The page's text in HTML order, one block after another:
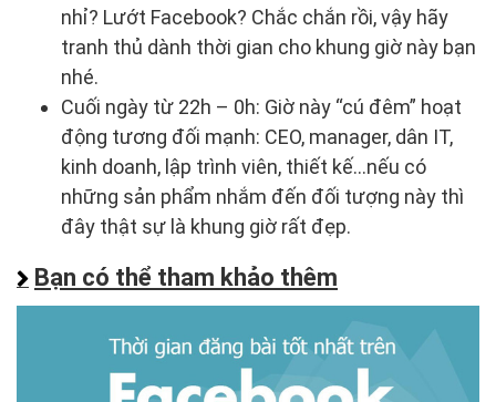
nhỉ? Lướt Facebook? Chắc chắn rồi, vậy hãy
tranh thủ dành thời gian cho khung giờ này bạn
nhé.
Cuối ngày từ 22h – 0h: Giờ này “cú đêm” hoạt
động tương đối mạnh: CEO, manager, dân IT,
kinh doanh, lập trình viên, thiết kế…nếu có
những sản phẩm nhắm đến đối tượng này thì
đây thật sự là khung giờ rất đẹp.
Bạn có thể tham khảo thêm